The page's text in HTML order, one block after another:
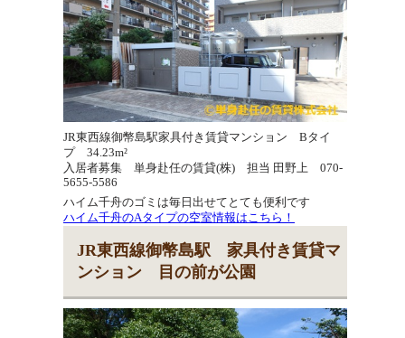
JR東西線御幣島駅家具付き賃貸マンション Bタイ
プ 34.23m²
入居者募集 単身赴任の賃貸(株) 担当 田野上 070-
5655-5586
ハイム千舟のゴミは毎日出せてとても便利です
ハイム千舟のAタイプの空室情報はこちら！
JR東西線御幣島駅 家具付き賃貸マ
ンション 目の前が公園